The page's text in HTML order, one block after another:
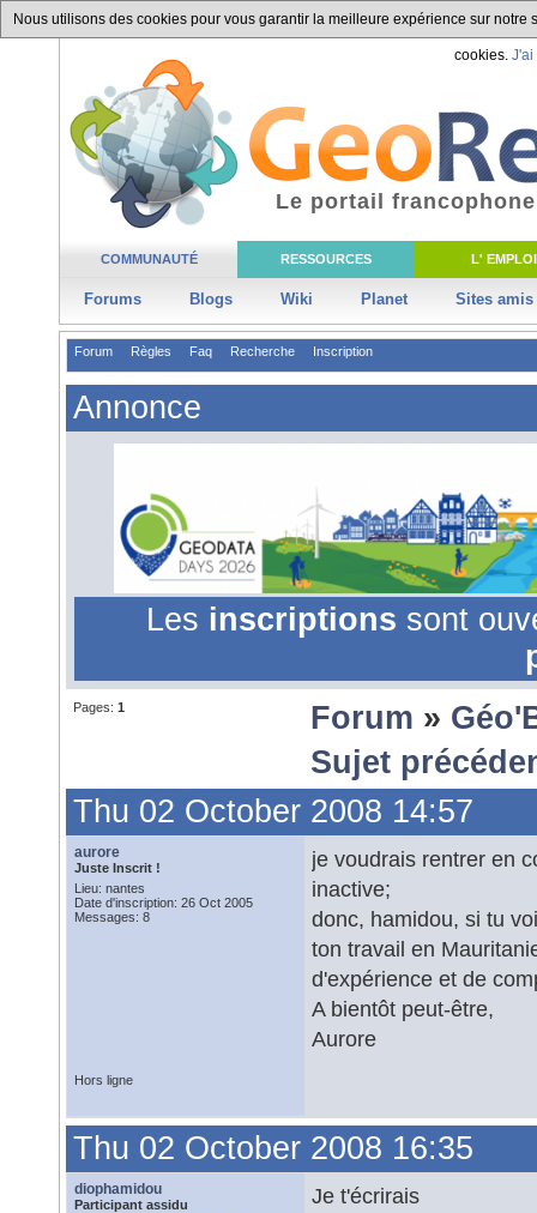
Nous utilisons des cookies pour vous garantir la meilleure expérience sur
cookies. J'ai
COMMUNAUTÉ RESSOURCES L' EMPLOI
Forums Blogs Wiki Planet Sites amis
Le portail
Forum Règles Faq Recherche Inscription
Annonce
Les inscriptions sont
Pages: 1 Forum »
Sujet
Thu 02 October 2008 14:57
aurore
Juste Inscrit !
Lieu: nantes
Date d'inscription: 26 Oct 2005
Messages: 8
je voudrais rentrer en
inactive;
donc, hamidou, si tu
ton travail en
d'expérience et de
A bientôt peut-être,
Aurore
Hors ligne
Thu 02 October 2008 16:35
diophamidou
Participant assidu
Je t'écrirais